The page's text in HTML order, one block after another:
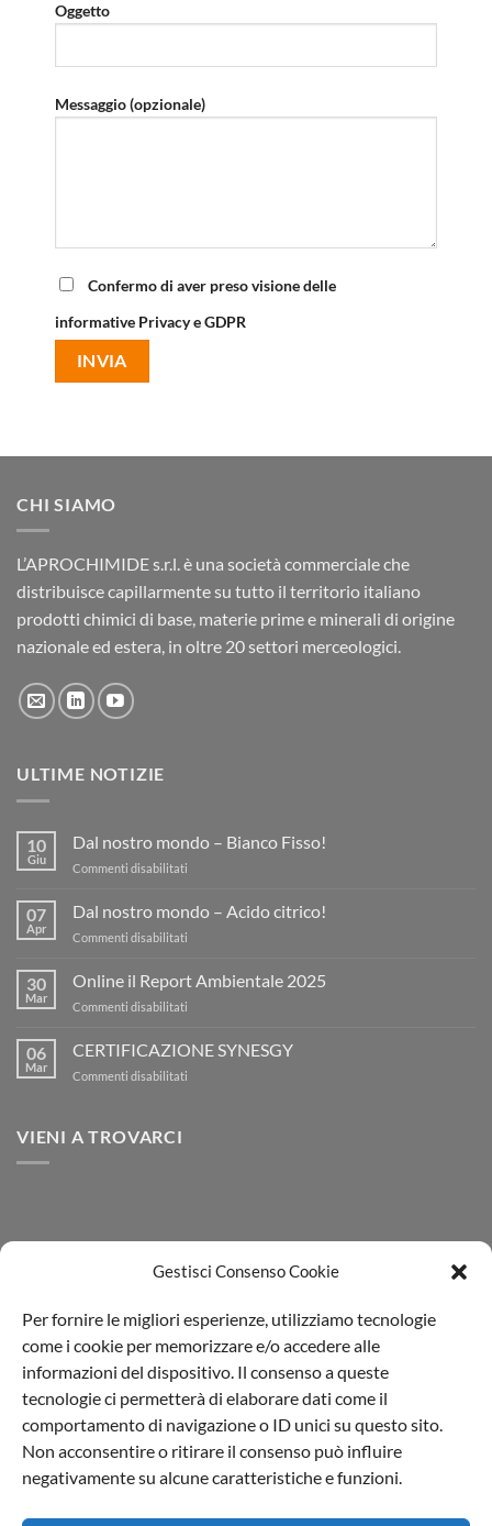
Gestisci Consenso Cookie
Per fornire le migliori esperienze, utilizziamo tecnologie
come i cookie per memorizzare e/o accedere alle
informazioni del dispositivo. Il consenso a queste
tecnologie ci permetterà di elaborare dati come il
comportamento di navigazione o ID unici su questo sito.
Non acconsentire o ritirare il consenso può influire
negativamente su alcune caratteristiche e funzioni.
Oggetto
Messaggio (opzionale)
Confermo di aver preso visione delle
informative Privacy e GDPR
CHI SIAMO
L’APROCHIMIDE s.r.l. è una società commerciale che
distribuisce capillarmente su tutto il territorio italiano
prodotti chimici di base, materie prime e minerali di origine
nazionale ed estera, in oltre 20 settori merceologici.
ULTIME NOTIZIE
10
Giu
Dal nostro mondo – Bianco Fisso!
Commenti disabilitati
nostro
mondo
Fisso!
07
Apr
Dal nostro mondo – Acido citrico!
Commenti disabilitati
nostro
mondo
citrico!
30
Mar
Online il Report Ambientale 2025
Commenti disabilitati
il
Report
06
Mar
CERTIFICAZIONE SYNESGY
Commenti disabilitati
VIENI A TROVARCI
Privacy policy